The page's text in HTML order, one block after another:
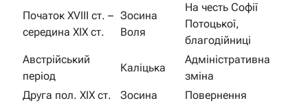
Початок XVIII ст. –
середина XIX ст.
Зосина
Воля
На честь Софії
Потоцької,
благодійниці
Австрійський
період
Каліцька
Адміністративна
зміна
Друга пол. XIX ст.
Зосина
Повернення